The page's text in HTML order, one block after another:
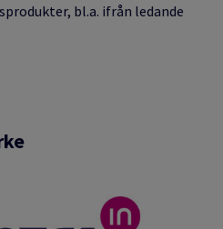
bl.a. ifrån ledande